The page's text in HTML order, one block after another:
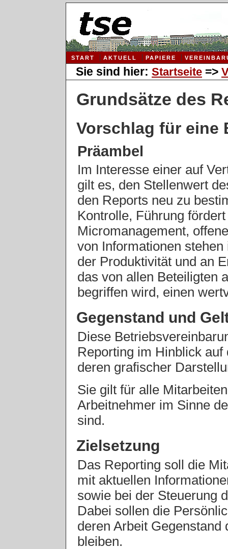
START AKTUELL PAPIERE
Sie sind hier: Startseite =>
Grundsätze des
Vorschlag für eine
Präambel
Im Interesse einer auf
gilt es, den Stellenwert
den Reports neu zu
Kontrolle, Führung
Micromanagement,
von Informationen
der Produktivität und an
das von allen Beteiligten
begriffen wird, einen
Gegenstand und
Diese
Reporting im Hinblick
deren grafischer
Sie gilt für alle
Arbeitnehmer im Sinne
sind.
Zielsetzung
Das Reporting soll die
mit aktuellen
sowie bei der Steuerung
Dabei sollen die
deren Arbeit
bleiben.